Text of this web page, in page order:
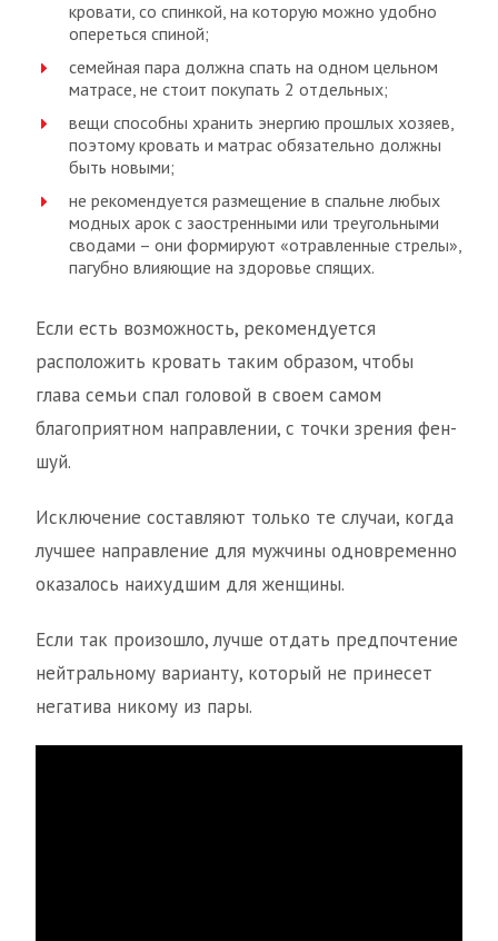
кровати, со спинкой, на которую можно удобно
опереться спиной;
семейная пара должна спать на одном цельном
матрасе, не стоит покупать 2 отдельных;
вещи способны хранить энергию прошлых хозяев,
поэтому кровать и матрас обязательно должны
быть новыми;
не рекомендуется размещение в спальне любых
модных арок с заостренными или треугольными
сводами – они формируют «отравленные стрелы»,
пагубно влияющие на здоровье спящих.
Если есть возможность, рекомендуется
расположить кровать таким образом, чтобы
глава семьи спал головой в своем самом
благоприятном направлении, с точки зрения фен-
шуй.
Исключение составляют только те случаи, когда
лучшее направление для мужчины одновременно
оказалось наихудшим для женщины.
Если так произошло, лучше отдать предпочтение
нейтральному варианту, который не принесет
негатива никому из пары.